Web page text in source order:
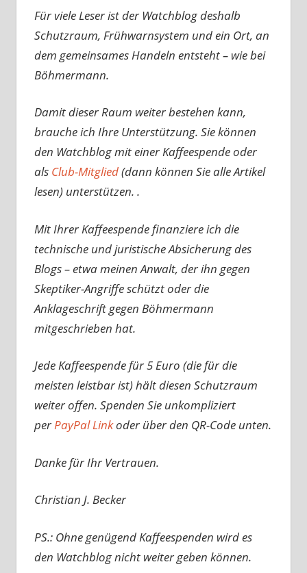
Für viele Leser ist der Watchblog deshalb
Schutzraum, Frühwarnsystem und ein Ort, an
dem gemeinsames Handeln entsteht – wie bei
Böhmermann.
Damit dieser Raum weiter bestehen kann,
brauche ich Ihre Unterstützung. Sie können
den Watchblog mit einer Kaffeespende oder
als Club-Mitglied(dann können Sie alle Artikel
lesen) unterstützen. .
Mit Ihrer Kaffeespende finanziere ich die
technische und juristische Absicherung des
Blogs – etwa meinen Anwalt, der ihn gegen
Skeptiker-Angriffe schützt oder die
Anklageschrift gegen Böhmermann
mitgeschrieben hat.
Jede Kaffeespende für 5 Euro (die für die
meisten leistbar ist) hält diesen Schutzraum
weiter offen. Spenden Sie unkompliziert
perPayPal Linkoder über den QR-Code unten.
Danke für Ihr Vertrauen.
Christian J. Becker
PS.: Ohne genügend Kaffeespenden wird es
den Watchblog nicht weiter geben können.